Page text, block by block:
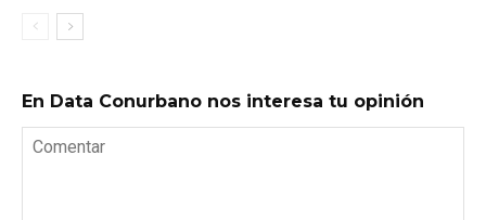
En Data Conurbano nos interesa tu opinión